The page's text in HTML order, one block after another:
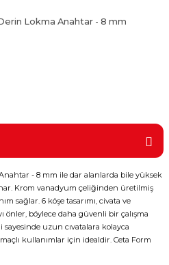
Lokma Anahtar - 8 mm
- 8 mm ile dar alanlarda bile yüksek
Krom vanadyum çeliğinden üretilmiş
sağlar. 6 köşe tasarımı, civata ve
önler, böylece daha güvenli bir çalışma
uzun cıvatalara kolayca
kullanımlar için idealdir. Ceta Form